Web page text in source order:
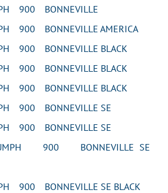
900 BONNEVILLE
900 BONNEVILLE AMERICA
900 BONNEVILLE BLACK
900 BONNEVILLE BLACK
900 BONNEVILLE BLACK
900 BONNEVILLE SE
900 BONNEVILLE SE
900 BONNEVILLE SE
900 BONNEVILLE SE BLACK